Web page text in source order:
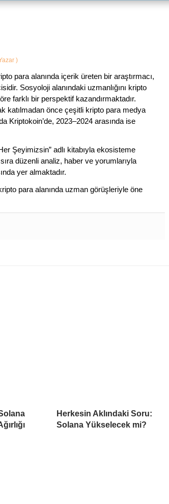
)
para alanında içerik üreten bir araştırmacı,
Sosyoloji alanındaki uzmanlığını kripto
farklı bir perspektif kazandırmaktadır.
katılmadan önce çeşitli kripto para medya
Kriptokoin’de, 2023–2024 arasında ise
Şeyimizsin” adlı kitabıyla ekosisteme
düzenli analiz, haber ve yorumlarıyla
yer almaktadır.
para alanında uzman görüşleriyle öne
Herkesin Aklındaki Soru:
Solana Yükselecek mi?